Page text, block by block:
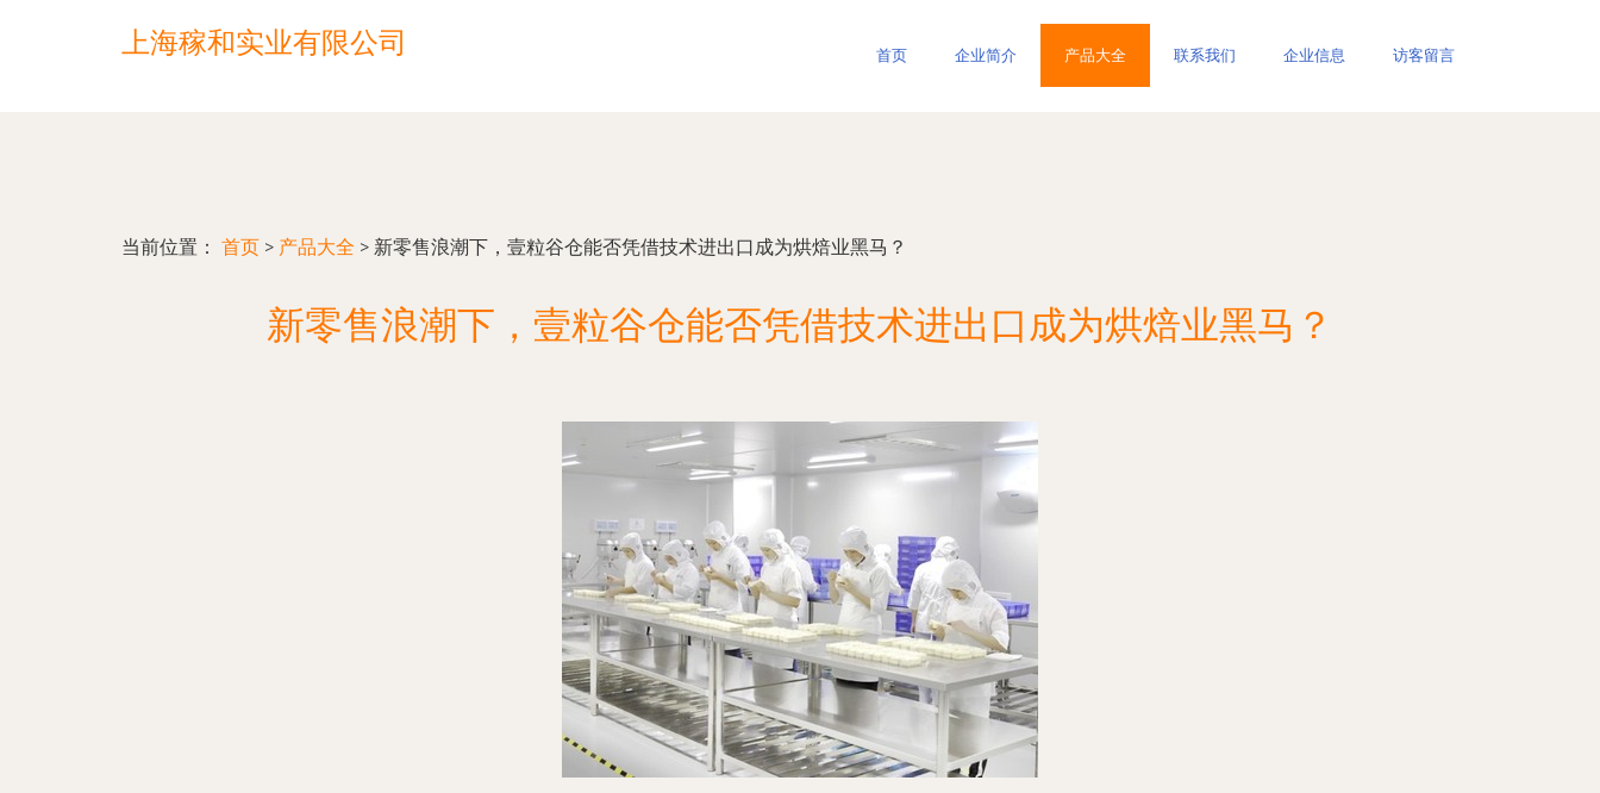
上海稼和实业有限公司 首页 企业简介 产品大全 联系我们 企业信息 访客留言
当前位置： 首页 > 产品大全 > 新零售浪潮下，壹粒谷仓能否凭借技术进出口成为烘焙业黑马？
新零售浪潮下，壹粒谷仓能否凭借技术进出口成为烘焙业黑马？